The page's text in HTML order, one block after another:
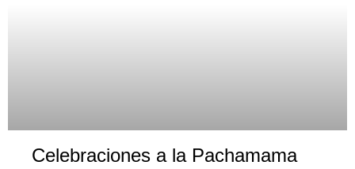
Celebraciones a la Pachamama